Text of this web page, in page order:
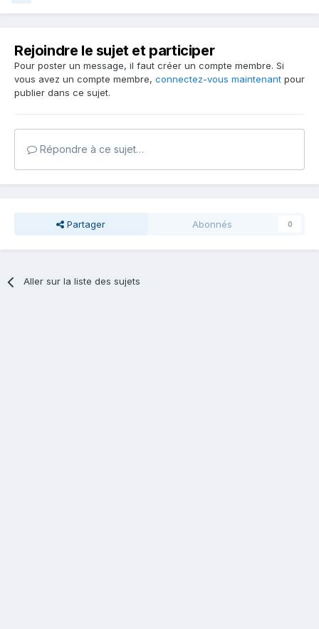
Rejoindre le sujet et participer
Pour poster un message, il faut créer un compte membre. Si
vous avez un compte membre, connectez-vous maintenant pour
publier dans ce sujet.
Répondre à ce sujet…
Partager Abonnés 0
Aller sur la liste des sujets